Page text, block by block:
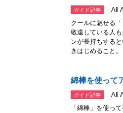
ガイド記事
All
クールに魅せる
敬遠している人
ンが長持ちする
きはじめること
綿棒を使って
ガイド記事
All
「綿棒」を使っ